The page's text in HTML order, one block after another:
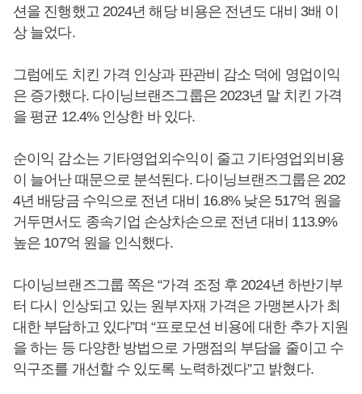
션을 진행했고 2024년 해당 비용은 전년도 대비 3배 이
상 늘었다.
그럼에도 치킨 가격 인상과 판관비 감소 덕에 영업이익
은 증가했다. 다이닝브랜즈그룹은 2023년 말 치킨 가격
을 평균 12.4% 인상한 바 있다.
순이익 감소는 기타영업외수익이 줄고 기타영업외비용
이 늘어난 때문으로 분석된다. 다이닝브랜즈그룹은 202
4년 배당금 수익으로 전년 대비 16.8% 낮은 517억 원을
거두면서도 종속기업 손상차손으로 전년 대비 113.9%
높은 107억 원을 인식했다.
다이닝브랜즈그룹 쪽은 “가격 조정 후 2024년 하반기부
터 다시 인상되고 있는 원부자재 가격은 가맹본사가 최
대한 부담하고 있다”며 “프로모션 비용에 대한 추가 지원
을 하는 등 다양한 방법으로 가맹점의 부담을 줄이고 수
익구조를 개선할 수 있도록 노력하겠다”고 밝혔다.